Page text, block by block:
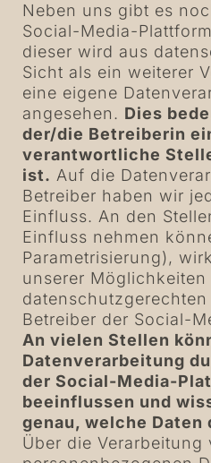
Neben uns gibt es
Social-Media-
dieser wird aus
Sicht als ein weiterer
eine eigene
angesehen. Dies
der/die Betreiberin
verantwortliche
ist. Auf die
Betreiber haben wir
Einfluss. An den
Einfluss nehmen
Parametrisierung),
unserer Möglichkeiten
Betreiber der Social-
An vielen Stellen
Datenverarbeitung
der Social-Media-
beeinflussen und
genau, welche
Über die Verarbeitung